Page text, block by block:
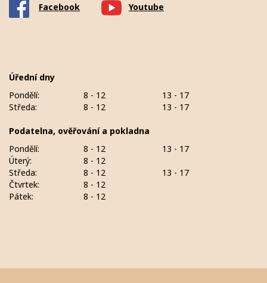
Facebook Youtube
Úřední dny
Pondělí:
8 - 12
13 - 17
Středa:
8 - 12 13 - 17
Podatelna, ověřování a pokladna
Pondělí:
8 - 12
13 - 17
Úterý:
8 - 12
Středa:
8 - 12
13 - 17
Čtvrtek:
8 - 12
Pátek:
8 - 12